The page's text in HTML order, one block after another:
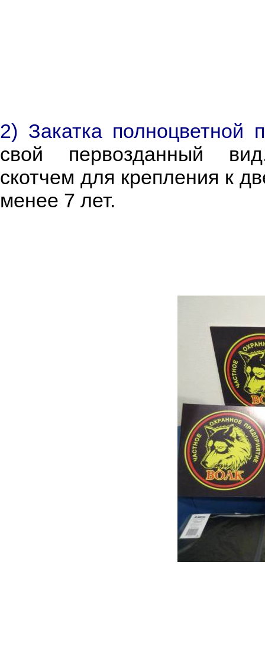
2) Закатка полноцветной
свой первозданный
скотчем для крепления к
менее 7 лет.